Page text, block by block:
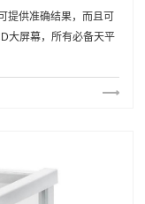
提供准确结果，而且可
大屏幕，所有必备天平